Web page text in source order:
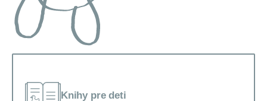
Knihy pre deti